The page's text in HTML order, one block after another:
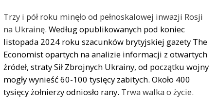
Trzy i pół roku minęło od pełnoskalowej inwazji Rosji
na Ukrainę. Według opublikowanych pod koniec
listopada 2024 roku szacunków brytyjskiej gazety The
Economist opartych na analizie informacji z otwartych
źródeł, straty Sił Zbrojnych Ukrainy, od początku wojny
mogły wynieść 60-100 tysięcy zabitych. Około 400
tysięcy żołnierzy odniosło rany. Trwa walka o życie.